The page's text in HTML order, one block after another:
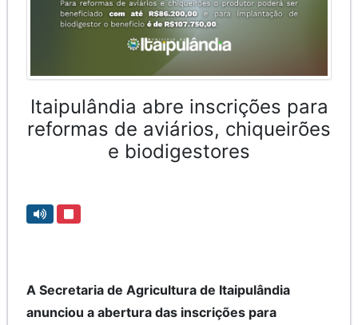
Itaipulândia abre inscrições para
reformas de aviários, chiqueirões
e biodigestores
A Secretaria de Agricultura de Itaipulândia
anunciou a abertura das inscrições para